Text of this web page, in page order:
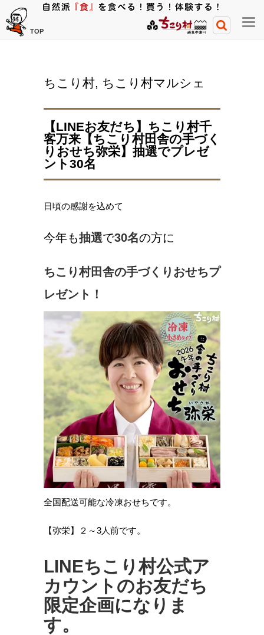
TOP
メ
ニ
ちこり村, ちこり村マルシェ
【LINEお友だち】ちこり村千
客万来【ちこり村田舎の手づく
りおせち弥栄】抽選でプレゼ
ント30名
日頃の感謝を込めて
今年も抽選で30名の方に
ちこり村田舎の手づくりおせちプ
レゼント！
全国配送可能な冷凍おせちです。
【弥栄】２～3人前です。
LINEちこり村公式ア
カウントのお友だち
限定企画になりま
す。